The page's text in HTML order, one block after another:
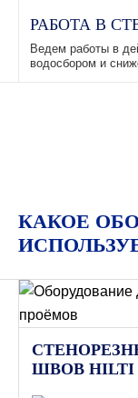
РАБОТА В
Ведем работы в
водосбором и
КАКОЕ
ШВОВ HILTI